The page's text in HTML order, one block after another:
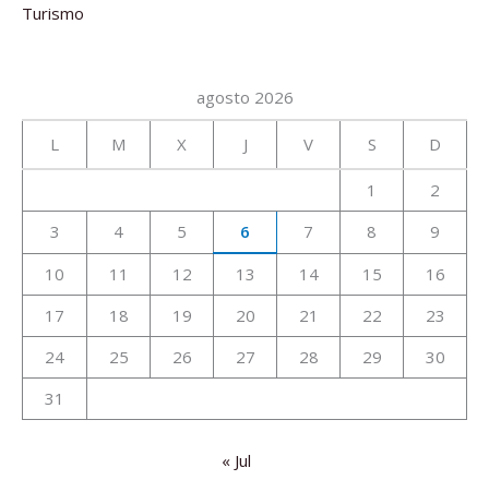
Turismo
agosto 2026
L M X J V S D
1
2
3
4 5 6 7 8
9
10
11 12 13 14 15
16
17
18 19 20 21 22
23
24
25 26 27 28 29
30
31
« Jul